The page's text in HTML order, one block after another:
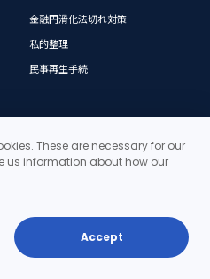
金融円滑化法切れ対策
私的整理
民事再生手続
倒産
Q&A
These are necessary for our
us information about how our
Accept